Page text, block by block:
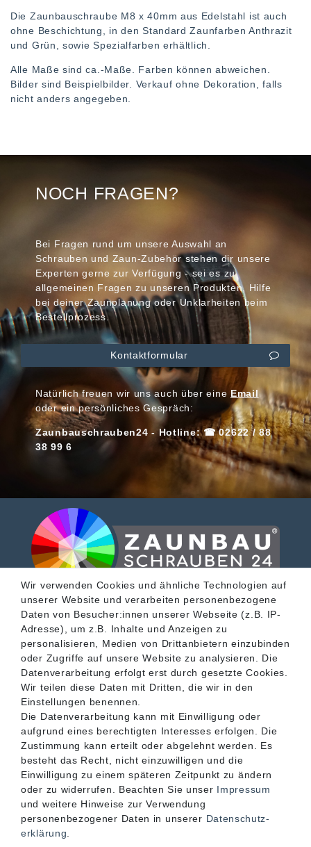
Die Zaunbauschraube M8 x 40mm aus Edelstahl ist auch
ohne Beschichtung, in den Standard Zaunfarben Anthrazit
und Grün, sowie Spezialfarben erhältlich.
Alle Maße sind ca.-Maße. Farben können abweichen.
Bilder sind Beispielbilder. Verkauf ohne Dekoration, falls
nicht anders angegeben.
NOCH FRAGEN?
Bei Fragen rund um unsere Auswahl an
Schrauben und Zaun-Zubehör stehen dir unsere
Experten gerne zur Verfügung - sei es zu
allgemeinen Fragen zu unseren Produkten, Hilfe
bei deiner Zaunplanung oder Unklarheiten beim
Bestellprozess.
Kontaktformular
Natürlich freuen wir uns auch über eineEmail
oder ein persönliches Gespräch:
Zaunbauschrauben24 - Hotline: ☎ 02622 / 88
38 99 6
SERVICE
INFORMATIONEN
KONTAKT
Wir verwenden Cookies und ähnliche Technologien auf
unserer Website und verarbeiten personenbezogene
Daten von Besucher:innen unserer Webseite (z.B. IP-
Adresse), um z.B. Inhalte und Anzeigen zu
personalisieren, Medien von Drittanbietern einzubinden
oder Zugriffe auf unsere Website zu analysieren. Die
Datenverarbeitung erfolgt erst durch gesetzte Cookies.
Wir teilen diese Daten mit Dritten, die wir in den
Einstellungen benennen.
Die Datenverarbeitung kann mit Einwilligung oder
aufgrund eines berechtigten Interesses erfolgen. Die
Zustimmung kann erteilt oder abgelehnt werden. Es
besteht das Recht, nicht einzuwilligen und die
Einwilligung zu einem späteren Zeitpunkt zu ändern
oder zu widerrufen. Beachten Sie unser Impressum
und weitere Hinweise zur Verwendung
personenbezogener Daten in unserer Daten­schutz­
erklärung